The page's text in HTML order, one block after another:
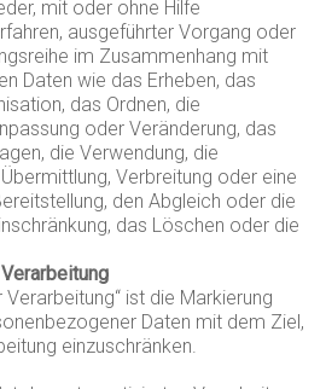
mit oder ohne Hilfe
ausgeführter Vorgang oder
im Zusammenhang mit
Daten wie das Erheben, das
das Ordnen, die
oder Veränderung, das
die Verwendung, die
Verbreitung oder eine
den Abgleich oder die
das Löschen oder die
Verarbeitung“ ist die Markierung
Daten mit dem Ziel,
einzuschränken.